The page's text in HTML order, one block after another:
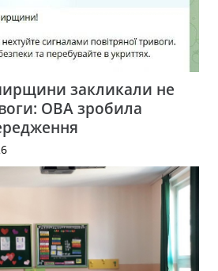
закликали не
ОВА зробила